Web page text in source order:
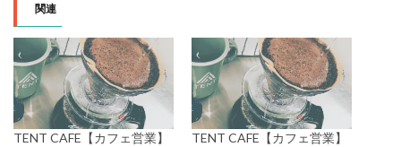
関連
TENT CAFE【カフェ営業】
TENT CAFE【カフェ営業】